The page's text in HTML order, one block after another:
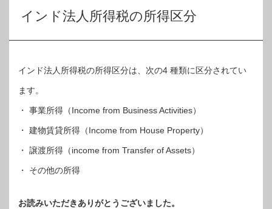
インド法人所得税の所得区分
インド法人所得税の所得区分は、次の4 種類に区分されてい
ます。
・ 事業所得（Income from Business Activities）
・ 建物賃貸所得（Income from House Property）
・ 譲渡所得（income from Transfer of Assets）
・ その他の所得
お読みいただきありがとうございました。